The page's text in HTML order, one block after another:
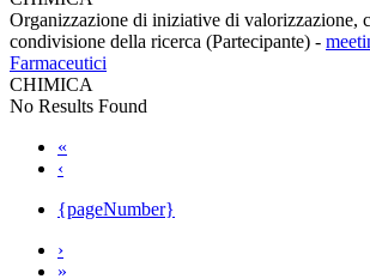
Organizzazione di iniziative di valorizzazione,
condivisione della ricerca (Partecipante) -
Farmaceutici
CHIMICA
No Results Found
«
‹
{pageNumber}
›
»